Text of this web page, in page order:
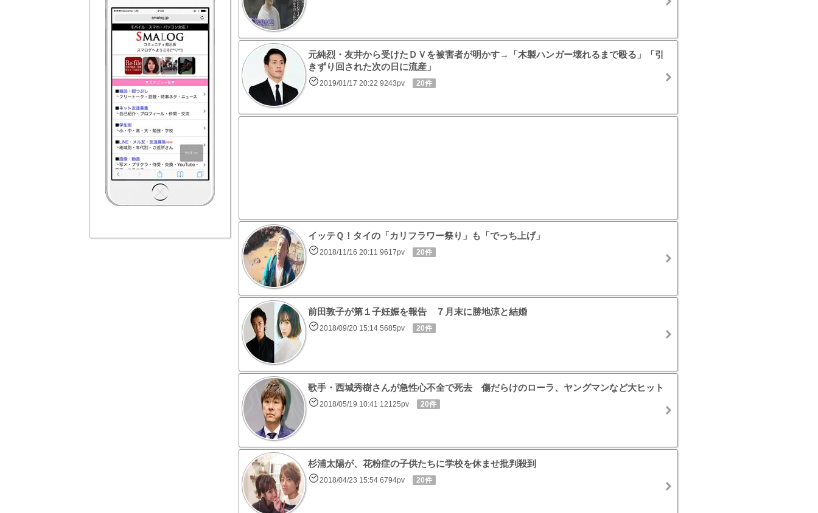
元純烈・友井から受けたＤＶを被害者が明かす→「木製ハンガー壊れるまで殴る」「引
きずり回された次の日に流産」
2019/01/17 20:22 9243pv 20件
イッテＱ！タイの「カリフラワー祭り」も「でっち上げ」
2018/11/16 20:11 9617pv 20件
前田敦子が第１子妊娠を報告 ７月末に勝地涼と結婚
2018/09/20 15:14 5685pv 20件
歌手・西城秀樹さんが急性心不全で死去 傷だらけのローラ、ヤングマンなど大ヒット
2018/05/19 10:41 12125pv 20件
杉浦太陽が、花粉症の子供たちに学校を休ませ批判殺到
2018/04/23 15:54 6794pv 20件